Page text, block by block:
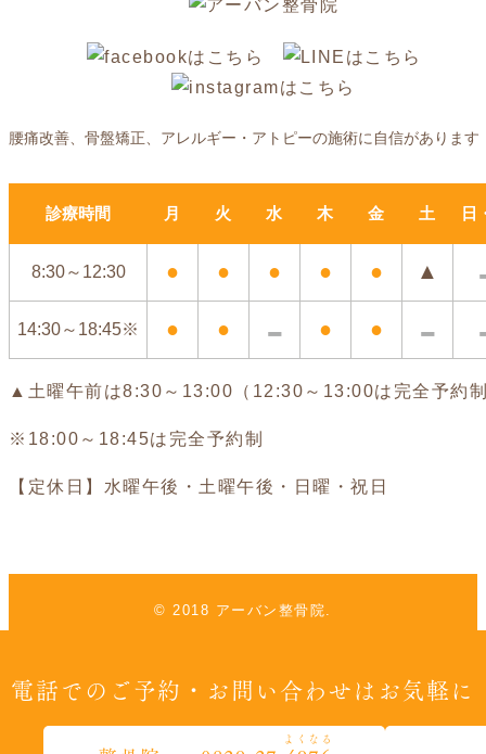
電話でのご予約・お問い合わせはお気軽に
よくなる
腰痛改善、骨盤矯正、アレルギー・アトピーの施術に自信があります
診療時間 月 火 水 木 金 土 日
8:30～12:30 ● ● ● ● ● ▲
14:30～18:45※ ● ● - ● ● -
▲土曜午前は8:30～13:00（12:30～13:00は完全予約
※18:00～18:45は完全予約制
【定休日】水曜午後・土曜午後・日曜・祝日
© 2018 アーバン整骨院.